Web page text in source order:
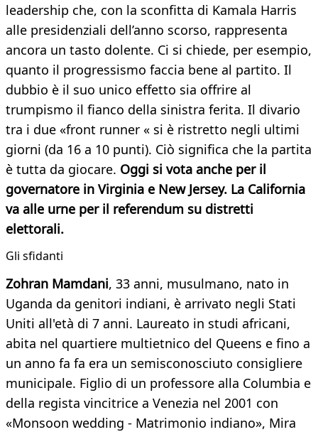
leadership che, con la sconfitta di Kamala Harris
alle presidenziali dell’anno scorso, rappresenta
ancora un tasto dolente. Ci si chiede, per esempio,
quanto il progressismo faccia bene al partito. Il
dubbio è il suo unico effetto sia offrire al
trumpismo il fianco della sinistra ferita. Il divario
tra i due «front runner « si è ristretto negli ultimi
giorni (da 16 a 10 punti). Ciò significa che la partita
è tutta da giocare. Oggi si vota anche per il
governatore in Virginia e New Jersey. La California
va alle urne per il referendum su distretti
elettorali.
Gli sfidanti
Zohran Mamdani, 33 anni, musulmano, nato in
Uganda da genitori indiani, è arrivato negli Stati
Uniti all'età di 7 anni. Laureato in studi africani,
abita nel quartiere multietnico del Queens e fino a
un anno fa fa era un semisconosciuto consigliere
municipale. Figlio di un professore alla Columbia e
della regista vincitrice a Venezia nel 2001 con
«Monsoon wedding - Matrimonio indiano», Mira